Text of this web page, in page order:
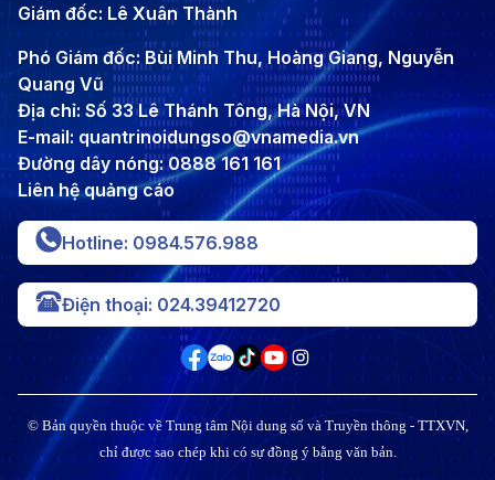
Giám đốc: Lê Xuân Thành
Phó Giám đốc: Bùi Minh Thu, Hoàng Giang, Nguyễn
Quang Vũ
Địa chỉ: Số 33 Lê Thánh Tông, Hà Nội, VN
E-mail: quantrinoidungso@vnamedia.vn
Đường dây nóng: 0888 161 161
Liên hệ quảng cáo
Hotline: 0984.576.988
Điện thoại: 024.39412720
© Bản quyền thuộc về Trung tâm Nội dung số và Truyền thông - TTXVN,
chỉ được sao chép khi có sự đồng ý bằng văn bản.